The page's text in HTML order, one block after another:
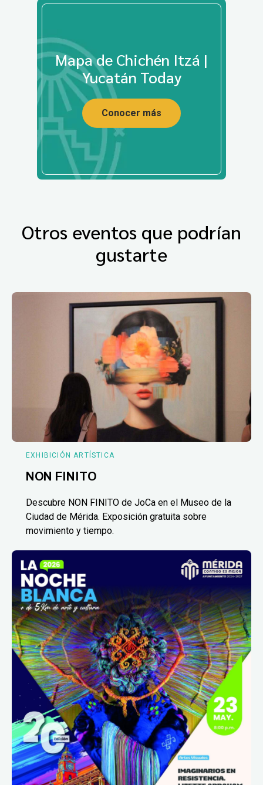
Mapa de Chichén Itzá |
Yucatán Today
Conocer más
Otros eventos que podrían
gustarte
EXHIBICIÓN ARTÍSTICA
NON FINITO
Descubre NON FINITO de JoCa en el Museo de la
Ciudad de Mérida. Exposición gratuita sobre
movimiento y tiempo.